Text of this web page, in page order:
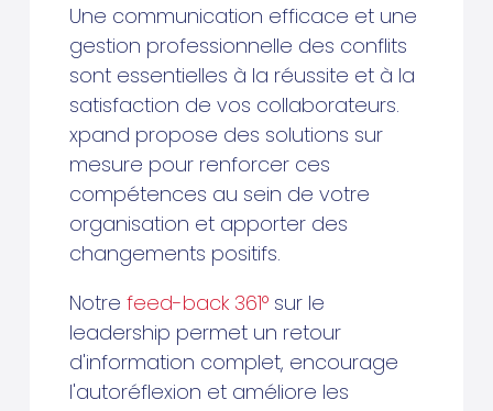
Une communication efficace et une
gestion professionnelle des conflits
sont essentielles à la réussite et à la
satisfaction de vos collaborateurs.
xpand propose des solutions sur
mesure pour renforcer ces
compétences au sein de votre
organisation et apporter des
changements positifs.
Notre feed-back 361°sur le
leadership permet un retour
d'information complet, encourage
l'autoréflexion et améliore les